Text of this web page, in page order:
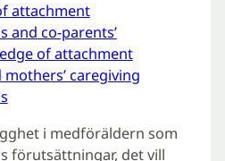
attachment
and co-parents’
of attachment
mothers’ caregiving
i medföräldern som
förutsättningar, det vill